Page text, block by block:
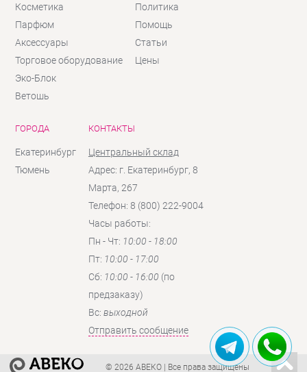
Косметика
Парфюм
Аксессуары
Торговое оборудование
Эко-Блок
Ветошь
Политика
Помощь
Статьи
Цены
ГОРОДА
Екатеринбург
Тюмень
КОНТАКТЫ
Центральный склад
Адрес: г. Екатеринбург, 8
Марта, 267
Телефон: 8 (800) 222-9004
Часы работы:
Пн - Чт: 10:00 - 18:00
Пт: 10:00 - 17:00
Сб: 10:00 - 16:00 (по
предзаказу)
Вc: выходной
Отправить сообщение
© 2026 АВЕКО | Все права защищены